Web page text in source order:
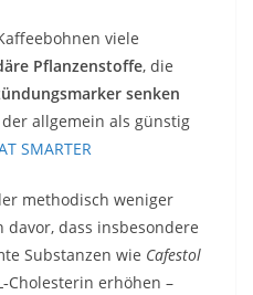
viele
Pflanzenstoffe, die
senken
allgemein als günstig
SMARTER
methodisch weniger
dass insbesondere
Substanzen wie Cafestol
erhöhen –